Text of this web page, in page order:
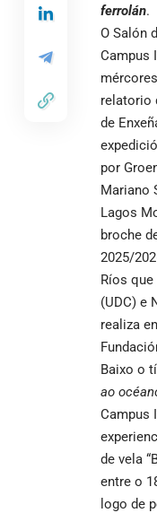
ferrolán.
O Salón
Campus
relatorio
de
por
Mariano
Lagos
broche
2025/
Ríos que
(UDC) e
realiza
Baixo o
ao
Campus
de vela
entre o
logo de